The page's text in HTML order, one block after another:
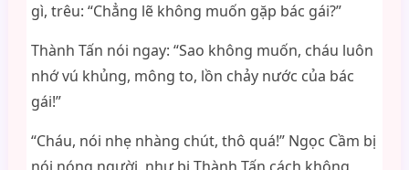
gì, trêu: “Chẳng lẽ không muốn gặp bác gái?”
Thành Tấn nói ngay: “Sao không muốn, cháu luôn
nhớ vú khủng, mông to, lồn chảy nước của bác
gái!”
“Cháu, nói nhẹ nhàng chút, thô quá!” Ngọc Cầm bị